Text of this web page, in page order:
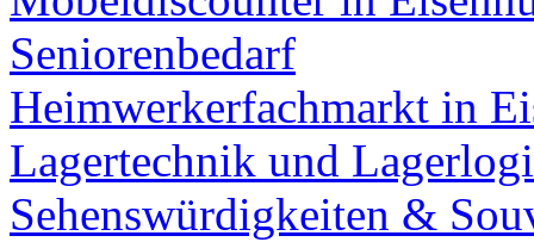
Seniorenbedarf
Heimwerkerfachmarkt in
Lagertechnik und
Sehenswürdigkeiten &